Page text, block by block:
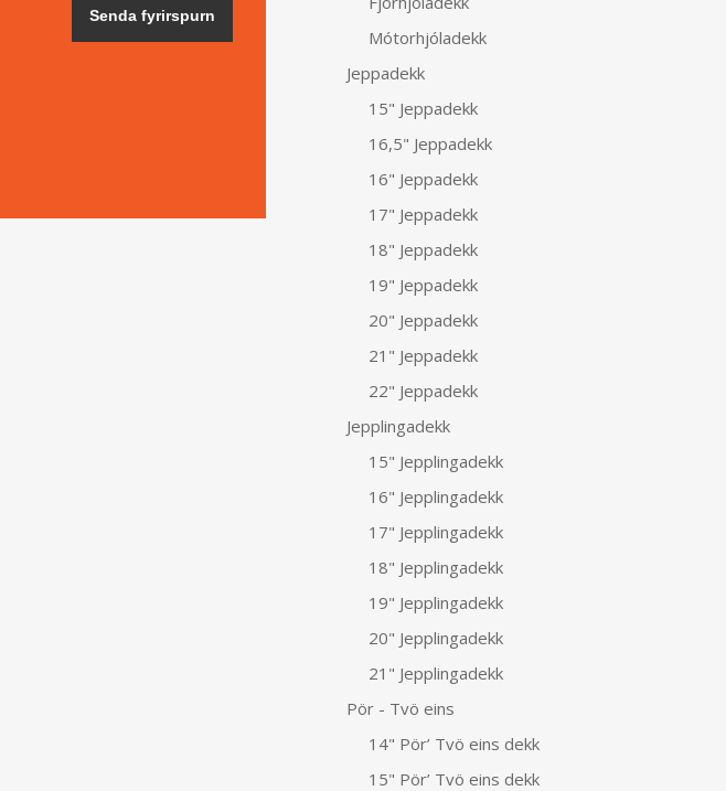
Mótorhjóladekk
Jeppadekk
15" Jeppadekk
16,5" Jeppadekk
16" Jeppadekk
17" Jeppadekk
18" Jeppadekk
19" Jeppadekk
20" Jeppadekk
21" Jeppadekk
22" Jeppadekk
Jepplingadekk
15" Jepplingadekk
16" Jepplingadekk
17" Jepplingadekk
18" Jepplingadekk
19" Jepplingadekk
20" Jepplingadekk
21" Jepplingadekk
Pör - Tvö eins
14" Pör’ Tvö eins dekk
15" Pör’ Tvö eins dekk